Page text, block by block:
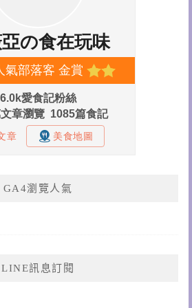
GA4瀏覽人氣
LINE訊息訂閱